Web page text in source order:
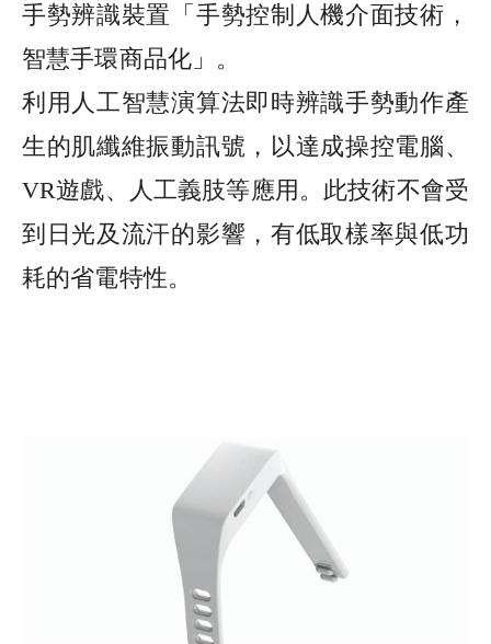
手勢辨識裝置「手勢控制人機介面技術，
智慧手環商品化」。
利用人工智慧演算法即時辨識手勢動作產
生的肌纖維振動訊號，以達成操控電腦、
VR遊戲、人工義肢等應用。此技術不會受
到日光及流汗的影響，有低取樣率與低功
耗的省電特性。